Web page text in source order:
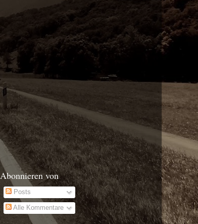
Abonnieren von
Posts
Alle Kommentare